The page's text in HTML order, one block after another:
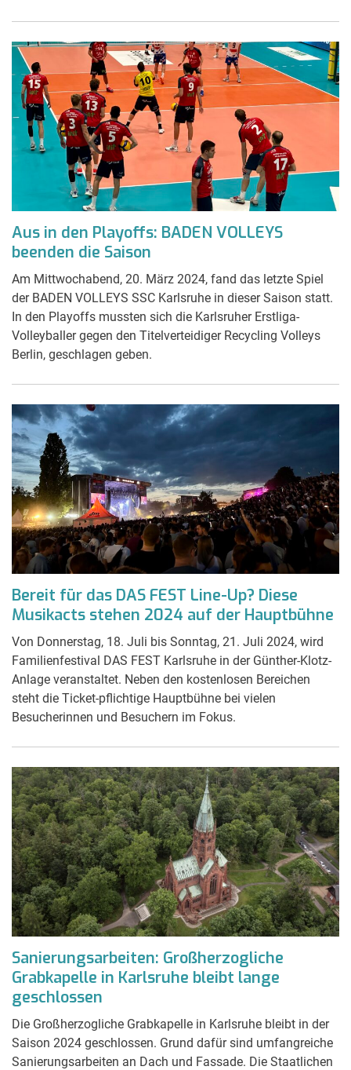
Aus in den Playoffs: BADEN VOLLEYS
beenden die Saison
Am Mittwochabend, 20. März 2024, fand das letzte Spiel
der BADEN VOLLEYS SSC Karlsruhe in dieser Saison statt.
In den Playoffs mussten sich die Karlsruher Erstliga-
Volleyballer gegen den Titelverteidiger Recycling Volleys
Berlin, geschlagen geben.
Bereit für das DAS FEST Line-Up? Diese
Musikacts stehen 2024 auf der Hauptbühne
Von Donnerstag, 18. Juli bis Sonntag, 21. Juli 2024, wird
Familienfestival DAS FEST Karlsruhe in der Günther-Klotz-
Anlage veranstaltet. Neben den kostenlosen Bereichen
steht die Ticket-pflichtige Hauptbühne bei vielen
Besucherinnen und Besuchern im Fokus.
Sanierungsarbeiten: Großherzogliche
Grabkapelle in Karlsruhe bleibt lange
geschlossen
Die Großherzogliche Grabkapelle in Karlsruhe bleibt in der
Saison 2024 geschlossen. Grund dafür sind umfangreiche
Sanierungsarbeiten an Dach und Fassade. Die Staatlichen